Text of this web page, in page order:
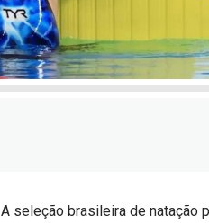
A seleção brasileira de natação